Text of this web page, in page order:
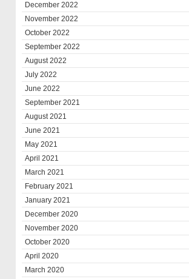
December 2022
November 2022
October 2022
September 2022
August 2022
July 2022
June 2022
September 2021
August 2021
June 2021
May 2021
April 2021
March 2021
February 2021
January 2021
December 2020
November 2020
October 2020
April 2020
March 2020